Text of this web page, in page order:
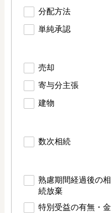
分配方法
単純承認
売却
寄与分主張
建物
数次相続
熟慮期間経過後の相
続放棄
特別受益の有無・金